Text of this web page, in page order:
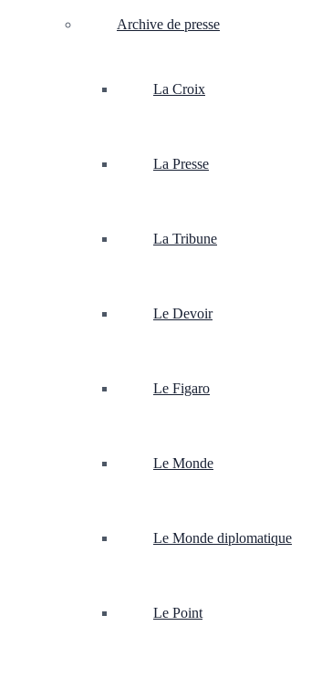
Archive de presse
La Croix
La Presse
La Tribune
Le Devoir
Le Figaro
Le Monde
Le Monde diplomatique
Le Point